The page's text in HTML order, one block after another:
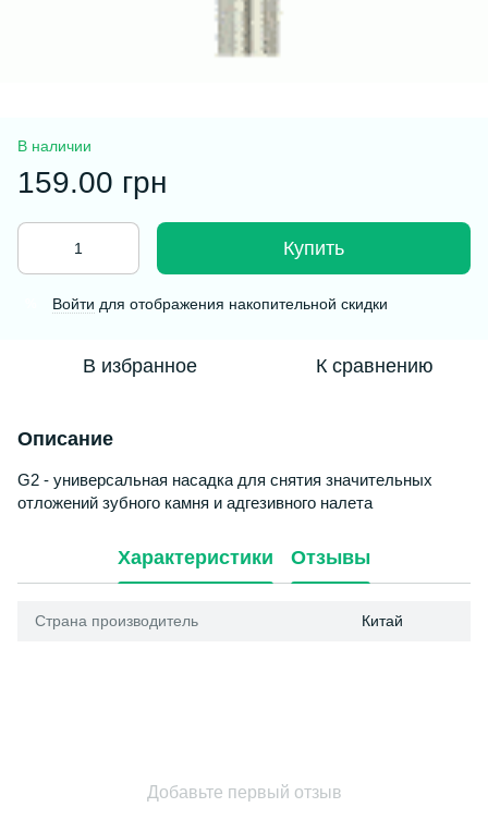
В наличии
159.00 грн
Купить
Войти для отображения накопительной скидки
В избранное К сравнению
Описание
G2 - универсальная насадка для снятия значительных
отложений зубного камня и адгезивного налета
Характеристики Отзывы
Страна производитель Китай
Добавьте первый отзыв